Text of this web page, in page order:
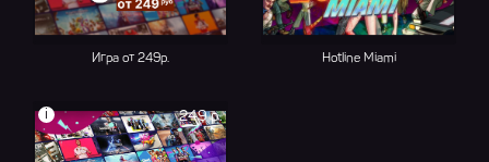
Игра от 249р. Hotline Miami
249 р.
i